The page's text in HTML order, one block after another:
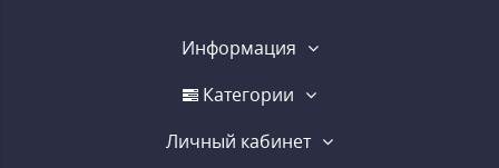
Информация
Категории
Личный кабинет